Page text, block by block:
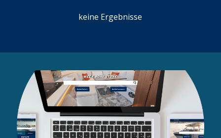
keine Ergebnisse